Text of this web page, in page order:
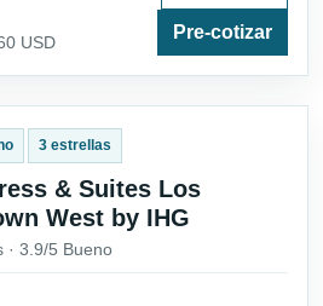
USD Pre-cotizar
3 estrellas
& Suites Los
West by IHG
· 3.9/5 Bueno